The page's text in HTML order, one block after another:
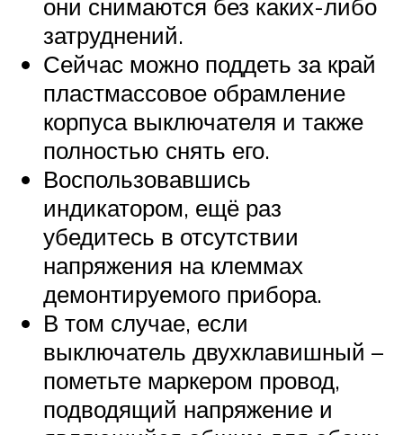
они снимаются без каких-либо
затруднений.
Сейчас можно поддеть за край
пластмассовое обрамление
корпуса выключателя и также
полностью снять его.
Воспользовавшись
индикатором, ещё раз
убедитесь в отсутствии
напряжения на клеммах
демонтируемого прибора.
В том случае, если
выключатель двухклавишный –
пометьте маркером провод,
подводящий напряжение и